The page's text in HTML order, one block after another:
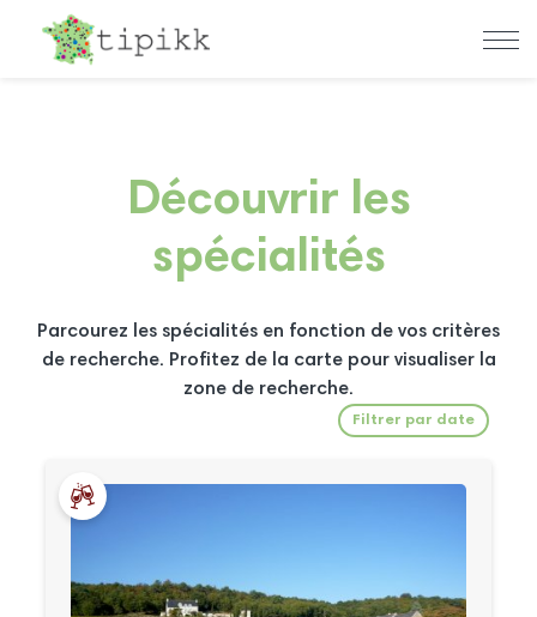
Découvrir les
spécialités
Parcourez les spécialités en fonction de vos critères
de recherche. Profitez de la carte pour visualiser la
zone de recherche.
Filtrer par date